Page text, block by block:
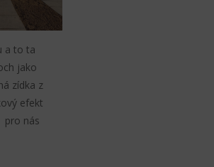
a to ta
jako
zídka z
efekt
pro nás